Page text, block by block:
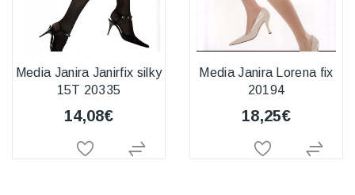
Media Janira Janirfix silky
15T 20335
14,08€
Media Janira Lorena fix
20194
18,25€